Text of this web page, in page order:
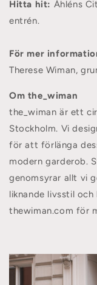
Hitta hit: Åhléns
entrén.
För mer
Therese Wiman,
Om the_wiman
the_wiman är ett
Stockholm. Vi
för att förlänga
modern garderob.
genomsyrar allt vi
liknande livsstil och
thewiman.com för